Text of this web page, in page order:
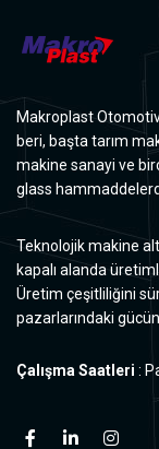
Makroplast
beri, başta tarım
makine sanayi ve
glass
Teknolojik makine
kapalı alanda
Üretim çeşitliliğini
pazarlarındaki
Çalışma Saatleri :